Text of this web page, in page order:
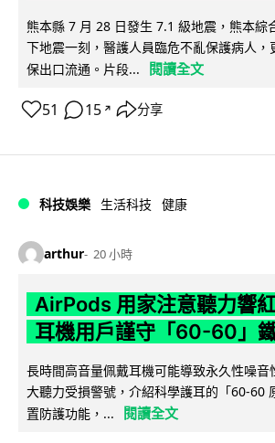
熊本縣 7 月 28 日發生 7.1 級地震，熊本綜
下地震一刻，醫護人員臨危不亂保護病人，
保出口流通。片段...
閱讀全文
51 15 ↗ 分享
科技娛樂 生活科技 健康
arthur 20 小時
AirPods 用家注意聽力響
耳機用戶謹守「60-60」
長時間高音量佩戴耳機可能導致永久性噪
大聽力受損警號，介紹科學護耳的「60-60
置防護功能，...
閱讀全文